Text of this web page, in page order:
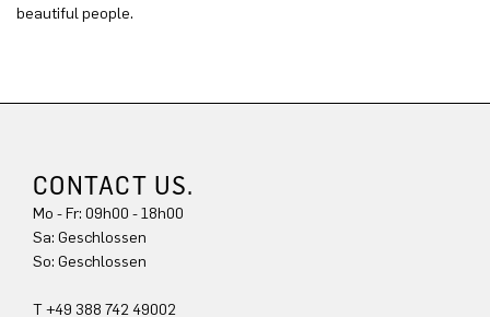
beautiful people.
CONTACT US.
Mo - Fr: 09h00 - 18h00
Sa: Geschlossen
So: Geschlossen
T +49 388 742 49002